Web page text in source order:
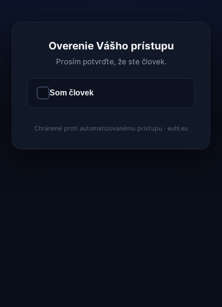
Overenie Vášho prístupu
Prosím potvrďte, že ste človek.
Som človek
Chránené proti automatizovanému prístupu · euhl.eu